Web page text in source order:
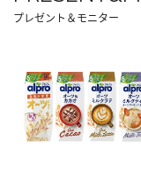
プレゼント＆モニター